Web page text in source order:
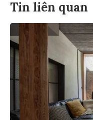
Tin liên quan